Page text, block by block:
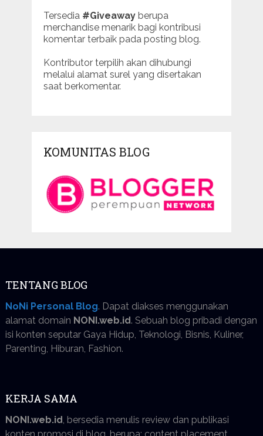
Tersedia #Giveawayberupa
merchandise menarik bagi kontribusi
komentar terbaik pada posting blog.
Kontributor terpilih akan dihubungi
melalui alamat surel yang disertakan
saat berkomentar.
KOMUNITAS BLOG
TENTANG BLOG
NoNi Personal Blog. Dapat diakses menggunakan
alamat domain NONI.web.id. Sebuah blog pribadi dengan
isi konten seputar Gaya Hidup, Teknologi, Bisnis, Kuliner,
Parenting, Hiburan, Fashion.
KERJA SAMA
NONI.web.id , bersedia menulis review dan publikasi